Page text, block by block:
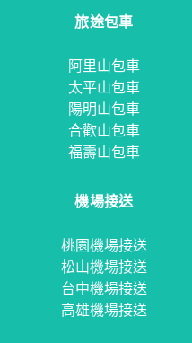
旅途包車
阿里山包車
太平山包車
陽明山包車
合歡山包車
福壽山包車
機場接送
桃園機場接送
松山機場接送
台中機場接送
高雄機場接送